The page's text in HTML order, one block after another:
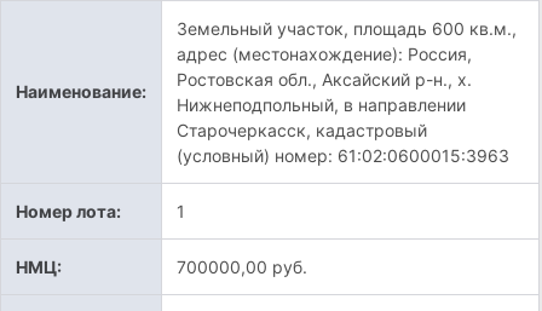
Наименование:
Земельный участок, площадь 600 кв.м.,
адрес (местонахождение): Россия,
Ростовская обл., Аксайский р-н., х.
Нижнеподпольный, в направлении
Старочеркасск, кадастровый
(условный) номер: 61:02:0600015:3963
Номер лота: 1
НМЦ: 700000,00 руб.